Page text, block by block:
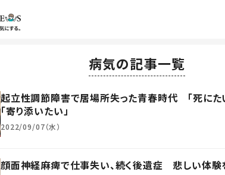
病気の記事一覧
起立性調節障害で居場所失った青春時代 「死にた
「寄り添いたい」
2022/09/07（水）
顔面神経麻痺で仕事失い、続く後遺症 悲しい体